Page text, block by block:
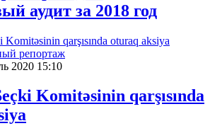
аудит за 2018 год
репортаж
2020 15:10
Komitəsinin qarşısında